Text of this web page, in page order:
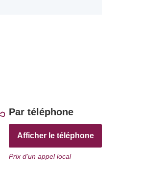
Par téléphone
Afficher le téléphone
Prix d’un appel local